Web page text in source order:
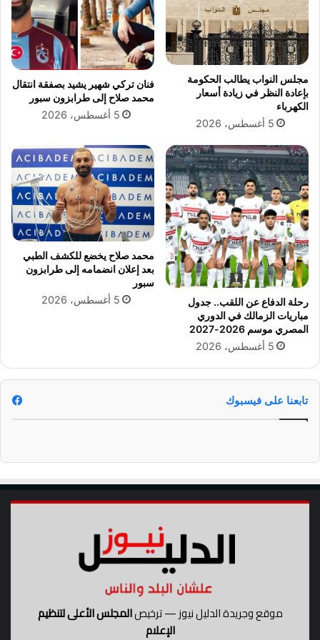
س
ا
م
ح
ن
م
ن
ت
خ
ب
م
ص
ر
ي
ك
س
ق
و
د
أ
س
ع
ل
م
ف
ي
أ
ح
ث
ظ
ر
ل
ه
ا
مجلس النواب يطالب الحكومة
بإعادة النظر في زيادة أسعار
الكهرباء
5 أغسطس، 2026
فنان تركي شهير يشيد بصفقة انتقال
محمد صلاح إلى طرابزون سبور
5 أغسطس، 2026
رحلة الدفاع عن اللقب.. جدول
مباريات الزمالك في الدوري
المصري موسم 2026-2027
5 أغسطس، 2026
محمد صلاح يخضع للكشف الطبي
بعد إعلان انضمامه إلى طرابزون
سبور
5 أغسطس، 2026
تابعنا على فيسبوك
موقع وجريدة الدليل نيوز — ترخيصالمجلس الأعلى لتنظيم
الإعلام